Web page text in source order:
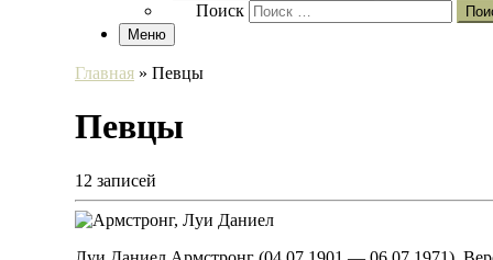
Поиск
Меню
Главная » Певцы
Певцы
12 записей